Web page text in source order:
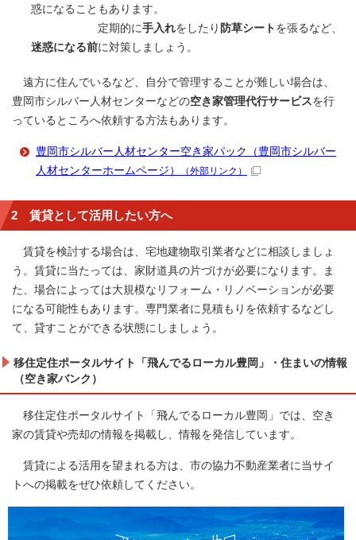
惑になることもあります。
定期的に手入れをしたり 防草シート を張るなど、
迷惑になる前に対策しましょう。
遠方に住んでいるなど、自分で管理することが難しい場合は、
豊岡市シルバー人材センターなどの空き家管理代行サービスを行
っているところへ依頼する方法もあります。
豊岡市シルバー人材センター空き家パック（豊岡市シルバー
人材センターホームページ）
（外部リンク）
2 賃貸として活用したい方へ
賃貸を検討する場合は、宅地建物取引業者などに相談しましょ
う。賃貸に当たっては、家財道具の片づけが必要になります。ま
た、場合によっては大規模なリフォーム・リノベーションが必要
になる可能性もあります。専門業者に見積もりを依頼するなどし
て、貸すことができる状態にしましょう。
移住定住ポータルサイト「飛んでるローカル豊岡」・住まいの情報
（空き家バンク）
移住定住ポータルサイト「飛んでるローカル豊岡」では、空き
家の賃貸や売却の情報を掲載し、情報を発信しています。
賃貸による活用を望まれる方は、市の協力不動産業者に当サイ
トへの掲載をぜひ依頼してください。